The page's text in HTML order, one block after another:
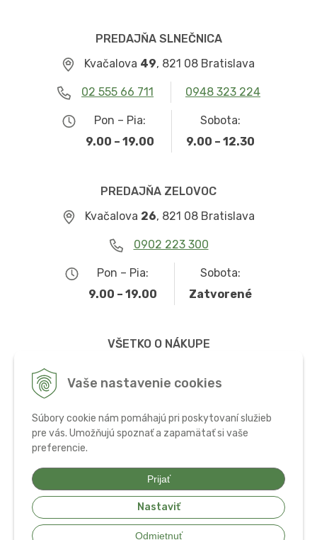
Vaše nastavenie cookies
Súbory cookie nám pomáhajú pri poskytovaní služieb
pre vás. Umožňujú spoznať a zapamätať si vaše
preferencie.
Prijať
Nastaviť
Odmietnuť
PREDAJŇA SLNEČNICA
Kvačalova 49, 821 08 Bratislava
02 555 66 711 0948 323 224
Pon – Pia:
9.00 – 19.00
Sobota:
9.00 – 12.30
PREDAJŇA ZELOVOC
Kvačalova 26, 821 08 Bratislava
0902 223 300
Pon – Pia:
9.00 – 19.00
Sobota:
Zatvorené
VŠETKO O NÁKUPE
Ochrana osobných údajov
© 2026 Bio potraviny, zdravá výživa a doplnky • tvorba eshopu cez